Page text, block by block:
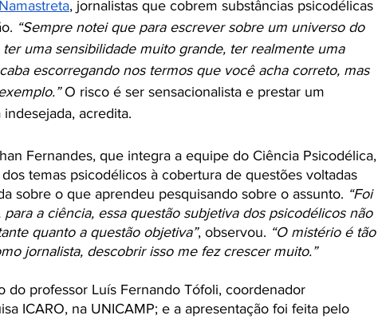
Namastreta, jornalistas que cobrem substâncias psicodélicas
“Sempre notei que para escrever sobre um universo do
uma sensibilidade muito grande, ter realmente uma
escorregando nos termos que você acha correto, mas
O risco é ser sensacionalista e prestar um
acredita.
Fernandes, que integra a equipe do Ciência Psicodélica,
temas psicodélicos à cobertura de questões voltadas
sobre o que aprendeu pesquisando sobre o assunto. “Foi
a ciência, essa questão subjetiva dos psicodélicos não
quanto a questão objetiva”, observou. “O mistério é tão
jornalista, descobrir isso me fez crescer muito.”
do professor Luís Fernando Tófoli, coordenador
ICARO, na UNICAMP; e a apresentação foi feita pelo